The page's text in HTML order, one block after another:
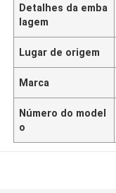
Detalhes da emba
lagem
Lugar de origem
Marca
Número do model
o